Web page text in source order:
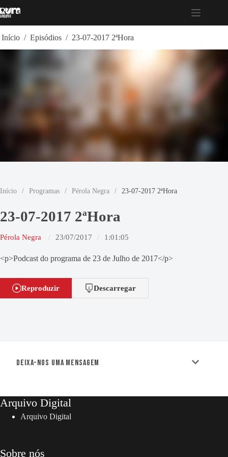
para
Início / Episódios / 23-07-2017 2ªHora
Início / Programas / Pérola Negra / 23-07-2017 2ªHora
23-07-2017 2ªHora
Pérola Negra 23/07/2017 1:01:05
<p>Podcast do programa de 23 de Julho de 2017</p>
Reproduzir Descarregar
Deixa-nos uma mensagem
Arquivo Digital
Arquivo Digital
Sobre nós